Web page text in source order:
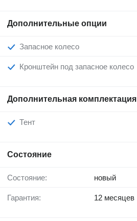
Дополнительные опции
Запасное колесо
Кронштейн под запасное колесо
Дополнительная комплектация
Тент
Состояние
Состояние: новый
Гарантия: 12 месяцев